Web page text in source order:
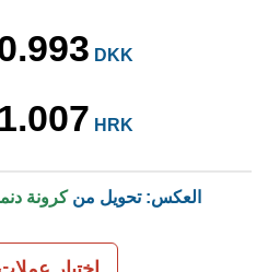
DKK
1.007 HRK
العكس: تحويل منكرونة